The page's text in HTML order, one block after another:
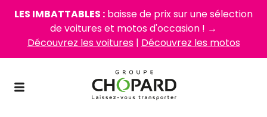
LES IMBATTABLES : baisse de prix sur une sélection
de voitures et motos d'occasion ! →
Découvrez les voitures| Découvrez les motos